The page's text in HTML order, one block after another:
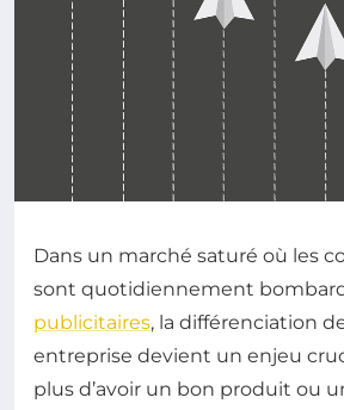
Dans un marché saturé où les
sont quotidiennement
publicitaires, la différenciation
entreprise devient un enjeu
plus d’avoir un bon produit ou